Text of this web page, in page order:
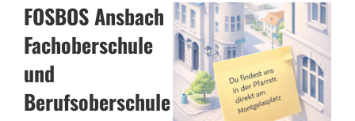
FOSBOS Ansbach
Fachoberschule
und
Berufsoberschule